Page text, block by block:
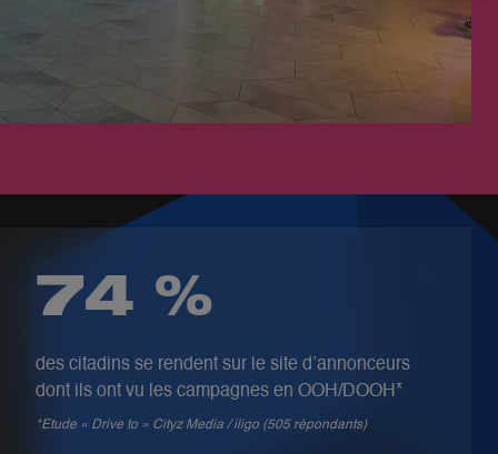
74 %
des citadins se rendent sur le site d’annonceurs
dont ils ont vu les campagnes en OOH/DOOH*
*Etude « Drive to » Cityz Media / iligo (505 répondants)​